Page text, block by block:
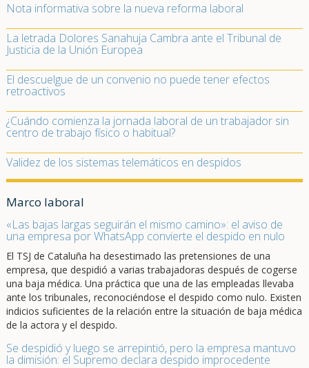
Nota informativa sobre la nueva reforma laboral
La letrada Dolores Sanahuja Cambra ante el Tribunal de
Justicia de la Unión Europea
El descuelgue de un convenio no puede tener efectos
retroactivos
¿Cuándo comienza la jornada laboral de un trabajador sin
centro de trabajo físico o habitual?
Validez de los sistemas telemáticos en despidos
Marco laboral
«Las bajas largas seguirán el mismo camino»: el aviso de
una empresa por WhatsApp convierte el despido en nulo
El TSJ de Cataluña ha desestimado las pretensiones de una
empresa, que despidió a varias trabajadoras después de cogerse
una baja médica. Una práctica que una de las empleadas llevaba
ante los tribunales, reconociéndose el despido como nulo. Existen
indicios suficientes de la relación entre la situación de baja médica
de la actora y el despido.
Se despidió y luego se arrepintió, pero la empresa mantuvo
la dimisión: el Supremo declara despido improcedente